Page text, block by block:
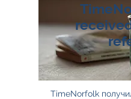
TimeNorfolk